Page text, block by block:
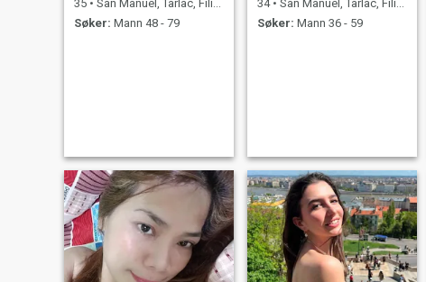
35 • San Manuel, Tarlac, Filippinene
Søker: Mann 48 - 79
34 • San Manuel, Tarlac, Filippinene
Søker: Mann 36 - 59